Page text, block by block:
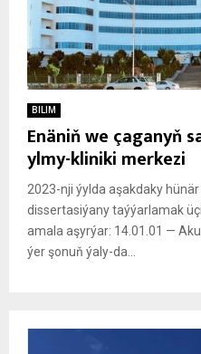
BILIM
Enäniň we çaganyň
ylmy-kliniki merkezi
2023-nji ýylda aşakdaky
dissertasiýany taýýarlamak
amala aşyrýar: 14.01.01 —
ýer şonuň ýaly-da...